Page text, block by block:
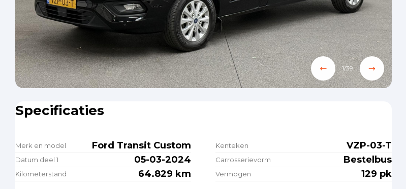
1/39
Specificaties
Merk en model Ford Transit Custom Kenteken VZP-03-T
Datum deel 1 05-03-2024 Carrosserievorm Bestelbus
Kilometerstand 64.829 km Vermogen 129 pk